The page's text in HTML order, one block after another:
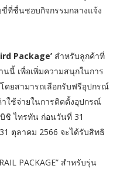
ที่ชื่นชอบกิจกรรมกลางแจ้ง
Package’ สำหรับลูกค้าที่
นี้ เพื่อเพิ่มความสนุกในการ
ดยสามารถเลือกรับฟรีอุปกรณ์
ใช้จ่ายในการติดตั้งอุปกรณ์
ชิ ไทรทัน ก่อนวันที่ 31
ตุลาคม 2566 จะได้รับสิทธิ
PACKAGE” สำหรับรุ่น